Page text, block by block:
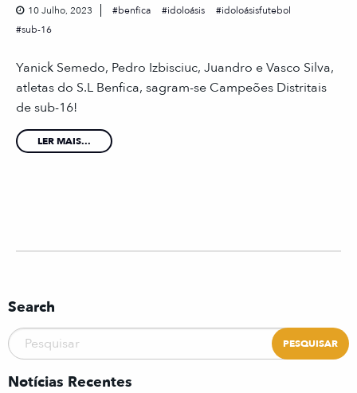
10 Julho, 2023 benfica idoloásis
idoloásisfutebol
sub-16
Yanick Semedo, Pedro Izbisciuc, Juandro e Vasco Silva,
atletas do S.L Benfica, sagram-se Campeões Distritais
de sub-16!
LER MAIS...
Search
Notícias Recentes